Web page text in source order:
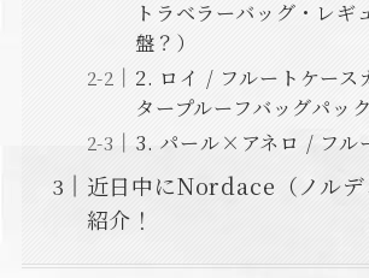
トラベラーバッグ・レギ
盤？）
2. ロイ / フルートケース
タープルーフバッグパック
3. パール×アネロ / フル
近日中にNordace（ノルデ
紹介！